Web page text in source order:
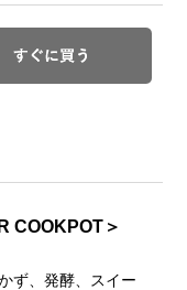
COOKPOT＞
ず、発酵、スイー